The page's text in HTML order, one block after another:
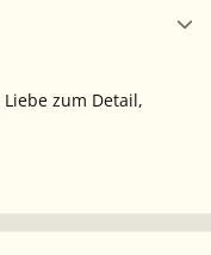
zum Detail,